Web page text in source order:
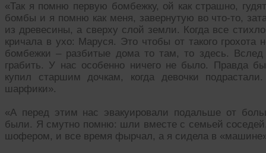
«Так я помню первую бомбежку, ой как страшно,
бомбы и я помню как меня, завернутую во что-то,
из древесины, а сверху слой земли. Когда все
кричала в ухо: Маруся. Это чтобы от такого
бомбежки – разбитые дома то там, то здесь.
грабить. У нас особенно ничего не было. Правда
купил старшим дочкам, когда девочки
шарфики».
«А перед этим нас эвакуировали подальше от
были. Я смутно помню: шли вместе с семьей
шофером, и все время фырчал, а я сидела в